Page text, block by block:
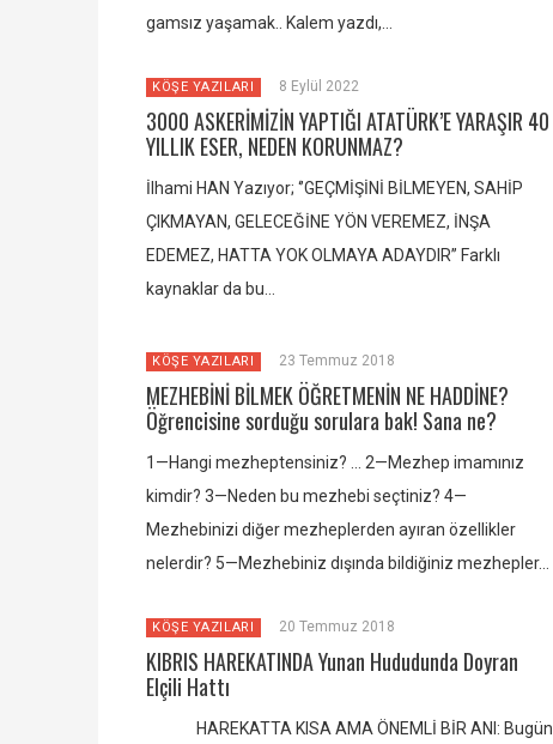
gamsız yaşamak.. Kalem yazdı,…
KÖŞE YAZILARI 8 Eylül 2022
3000 ASKERİMİZİN YAPTIĞI ATATÜRK’E YARAŞIR 40
YILLIK ESER, NEDEN KORUNMAZ?
İlhami HAN Yazıyor; ‘’GEÇMİŞİNİ BİLMEYEN, SAHİP
ÇIKMAYAN, GELECEĞİNE YÖN VEREMEZ, İNŞA
EDEMEZ, HATTA YOK OLMAYA ADAYDIR’’ Farklı
kaynaklar da bu…
KÖŞE YAZILARI 23 Temmuz 2018
MEZHEBİNİ BİLMEK ÖĞRETMENİN NE HADDİNE?
Öğrencisine sorduğu sorulara bak! Sana ne?
1—Hangi mezheptensiniz? … 2—Mezhep imamınız
kimdir? 3—Neden bu mezhebi seçtiniz? 4—
Mezhebinizi diğer mezheplerden ayıran özellikler
nelerdir? 5—Mezhebiniz dışında bildiğiniz mezhepler…
KÖŞE YAZILARI 20 Temmuz 2018
KIBRIS HAREKATINDA Yunan Hududunda Doyran
Elçili Hattı
HAREKATTA KISA AMA ÖNEMLİ BİR ANI: Bugün